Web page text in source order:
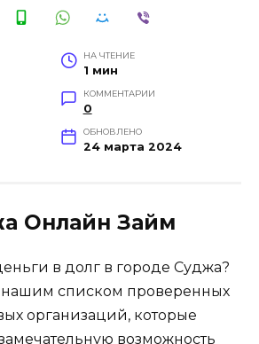
НА ЧТЕНИЕ
1 мин
КОММЕНТАРИИ
0
ОБНОВЛЕНО
24 марта 2024
Онлайн Займ
в долг в городе Суджа?
нашим списком проверенных
организаций, которые
возможность